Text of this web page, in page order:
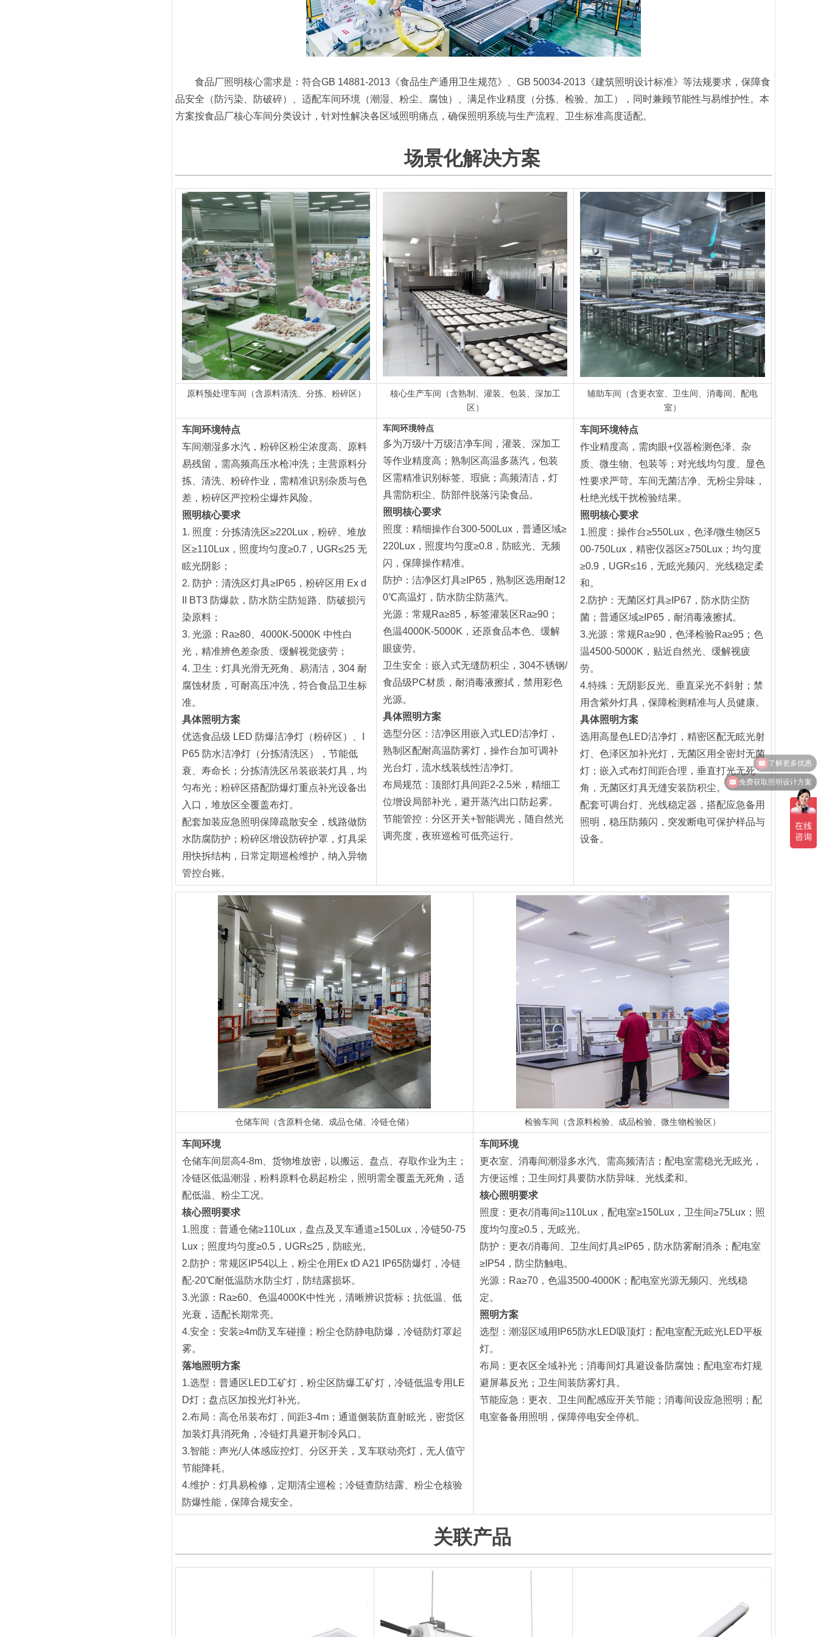
食品厂照明核心需求是：符合GB 14881-2013《食品生产通用卫生规范》、GB 50034-2013《建筑照明设计标准》等法规要求，保障食
品安全（防污染、防破碎）、适配车间环境（潮湿、粉尘、腐蚀）、满足作业精度（分拣、检验、加工），同时兼顾节能性与易维护性。本
方案按食品厂核心车间分类设计，针对性解决各区域照明痛点，确保照明系统与生产流程、卫生标准高度适配。
场景化解决方案
原料预处理车间（含原料清洗、分拣、粉碎区）
核心生产车间（含熟制、灌装、包装、深加工
区）
辅助车间（含更衣室、卫生间、消毒间、配电
室）
车间环境特点
车间潮湿多水汽，粉碎区粉尘浓度高、原料
易残留，需高频高压水枪冲洗；主营原料分
拣、清洗、粉碎作业，需精准识别杂质与色
差，粉碎区严控粉尘爆炸风险。
照明核心要求
1. 照度：分拣清洗区≥220Lux，粉碎、堆放
区≥110Lux，照度均匀度≥0.7，UGR≤25 无
眩光阴影；
2. 防护：清洗区灯具≥IP65，粉碎区用 Ex d
II BT3 防爆款，防水防尘防短路、防破损污
染原料；
3. 光源：Ra≥80、4000K-5000K 中性白
光，精准辨色差杂质、缓解视觉疲劳；
4. 卫生：灯具光滑无死角、易清洁，304 耐
腐蚀材质，可耐高压冲洗，符合食品卫生标
准。
具体照明方案
优选食品级 LED 防爆洁净灯（粉碎区）、I
P65 防水洁净灯（分拣清洗区），节能低
衰、寿命长；分拣清洗区吊装嵌装灯具，均
匀布光；粉碎区搭配防爆灯重点补光设备出
入口，堆放区全覆盖布灯。
配套加装应急照明保障疏散安全，线路做防
水防腐防护；粉碎区增设防碎护罩，灯具采
用快拆结构，日常定期巡检维护，纳入异物
管控台账。
车间环境特点
多为万级/十万级洁净车间，灌装、深加工
等作业精度高；熟制区高温多蒸汽，包装
区需精准识别标签、瑕疵；高频清洁，灯
具需防积尘、防部件脱落污染食品。
照明核心要求
照度：精细操作台300-500Lux，普通区域≥
220Lux，照度均匀度≥0.8，防眩光、无频
闪，保障操作精准。
防护：洁净区灯具≥IP65，熟制区选用耐12
0℃高温灯，防水防尘防蒸汽。
光源：常规Ra≥85，标签灌装区Ra≥90；
色温4000K-5000K，还原食品本色、缓解
眼疲劳。
卫生安全：嵌入式无缝防积尘，304不锈钢/
食品级PC材质，耐消毒液擦拭，禁用彩色
光源。
具体照明方案
选型分区：洁净区用嵌入式LED洁净灯，
熟制区配耐高温防雾灯，操作台加可调补
光台灯，流水线装线性洁净灯。
布局规范：顶部灯具间距2-2.5米，精细工
位增设局部补光，避开蒸汽出口防起雾。
节能管控：分区开关+智能调光，随自然光
调亮度，夜班巡检可低亮运行。
车间环境特点
作业精度高，需肉眼+仪器检测色泽、杂
质、微生物、包装等；对光线均匀度、显色
性要求严苛。车间无菌洁净、无粉尘异味，
杜绝光线干扰检验结果。
照明核心要求
1.照度：操作台≥550Lux，色泽/微生物区5
00-750Lux，精密仪器区≥750Lux；均匀度
≥0.9，UGR≤16，无眩光频闪、光线稳定柔
和。
2.防护：无菌区灯具≥IP67，防水防尘防
菌；普通区域≥IP65，耐消毒液擦拭。
3.光源：常规Ra≥90，色泽检验Ra≥95；色
温4500-5000K，贴近自然光、缓解视疲
劳。
4.特殊：无阴影反光、垂直采光不斜射；禁
用含紫外灯具，保障检测精准与人员健康。
具体照明方案
选用高显色LED洁净灯，精密区配无眩光射
灯、色泽区加补光灯，无菌区用全密封无菌
灯；嵌入式布灯间距合理，垂直打光无死
角，无菌区灯具无缝安装防积尘。
配套可调台灯、光线稳定器，搭配应急备用
照明，稳压防频闪，突发断电可保护样品与
设备。
仓储车间（含原料仓储、成品仓储、冷链仓储） 检验车间（含原料检验、成品检验、微生物检验区）
车间环境
仓储车间层高4-8m、货物堆放密，以搬运、盘点、存取作业为主；
冷链区低温潮湿，粉料原料仓易起粉尘，照明需全覆盖无死角，适
配低温、粉尘工况。
核心照明要求
1.照度：普通仓储≥110Lux，盘点及叉车通道≥150Lux，冷链50-75
Lux；照度均匀度≥0.5，UGR≤25，防眩光。
2.防护：常规区IP54以上，粉尘仓用Ex tD A21 IP65防爆灯，冷链
配-20℃耐低温防水防尘灯，防结露损坏。
3.光源：Ra≥60、色温4000K中性光，清晰辨识货标；抗低温、低
光衰，适配长期常亮。
4.安全：安装≥4m防叉车碰撞；粉尘仓防静电防爆，冷链防灯罩起
雾。
落地照明方案
1.选型：普通区LED工矿灯，粉尘区防爆工矿灯，冷链低温专用LE
D灯；盘点区加投光灯补光。
2.布局：高仓吊装布灯，间距3-4m；通道侧装防直射眩光，密货区
加装灯具消死角，冷链灯具避开制冷风口。
3.智能：声光/人体感应控灯、分区开关，叉车联动亮灯，无人值守
节能降耗。
4.维护：灯具易检修，定期清尘巡检；冷链查防结露、粉尘仓核验
防爆性能，保障合规安全。
车间环境
更衣室、消毒间潮湿多水汽、需高频清洁；配电室需稳光无眩光，
方便运维；卫生间灯具要防水防异味、光线柔和。
核心照明要求
照度：更衣/消毒间≥110Lux，配电室≥150Lux，卫生间≥75Lux；照
度均匀度≥0.5，无眩光。
防护：更衣/消毒间、卫生间灯具≥IP65，防水防雾耐消杀；配电室
≥IP54，防尘防触电。
光源：Ra≥70，色温3500-4000K；配电室光源无频闪、光线稳
定。
照明方案
选型：潮湿区域用IP65防水LED吸顶灯；配电室配无眩光LED平板
灯。
布局：更衣区全域补光；消毒间灯具避设备防腐蚀；配电室布灯规
避屏幕反光；卫生间装防雾灯具。
节能应急：更衣、卫生间配感应开关节能；消毒间设应急照明；配
电室备备用照明，保障停电安全停机。
关联产品
免费获取照明设计方案